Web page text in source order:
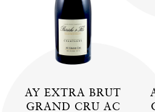
AY EXTRA BRUT
GRAND CRU AC